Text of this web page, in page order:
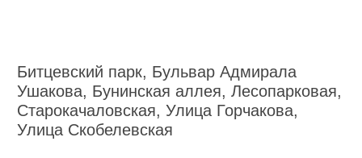
Битцевский парк, Бульвар Адмирала
Ушакова, Бунинская аллея, Лесопарковая,
Старокачаловская, Улица Горчакова,
Улица Скобелевская